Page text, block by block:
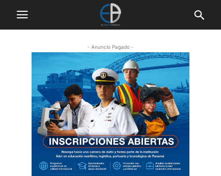
- Anuncio Pagado -